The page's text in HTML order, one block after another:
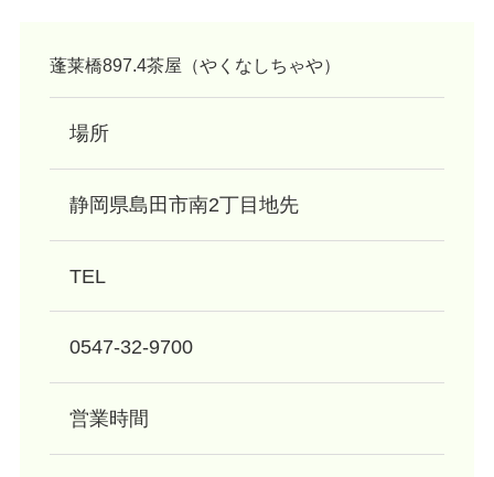
蓬莱橋897.4茶屋（やくなしちゃや）
場所
静岡県島田市南2丁目地先
TEL
0547-32-9700
営業時間